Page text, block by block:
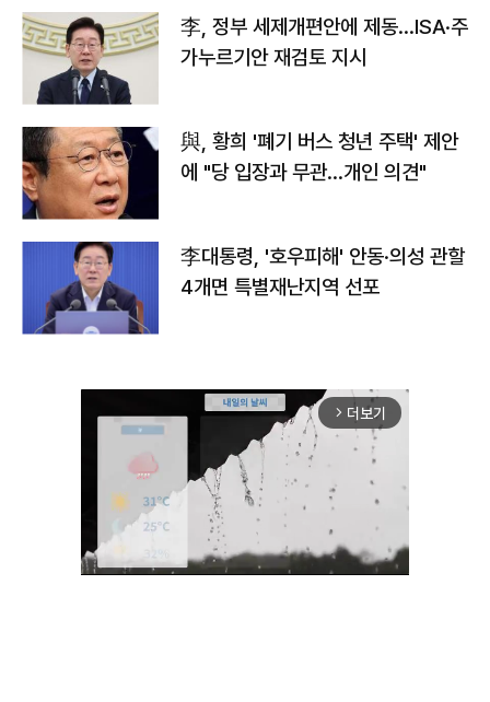
李, 정부 세제개편안에 제동…ISA·주
가누르기안 재검토 지시
與, 황희 '폐기 버스 청년 주택' 제안
에 "당 입장과 무관…개인 의견"
李대통령, '호우피해' 안동·의성 관할
4개면 특별재난지역 선포
arrow_forward_ios 더보기